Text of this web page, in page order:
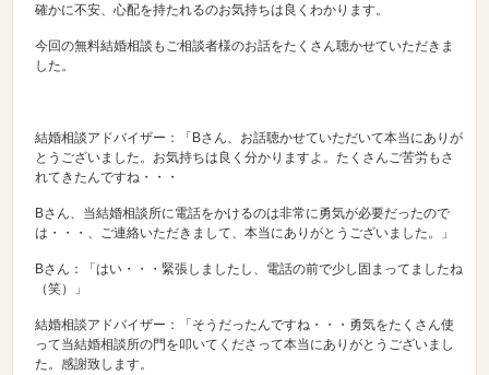
確かに不安、心配を持たれるのお気持ちは良くわかります。
今回の無料結婚相談もご相談者様のお話をたくさん聴かせていただきま
した。
結婚相談アドバイザー：「Bさん、お話聴かせていただいて本当にありが
とうございました。お気持ちは良く分かりますよ。たくさんご苦労もさ
れてきたんですね・・・
Bさん、当結婚相談所に電話をかけるのは非常に勇気が必要だったので
は・・・、ご連絡いただきまして、本当にありがとうございました。」
Bさん：「はい・・・緊張しましたし、電話の前で少し固まってましたね
（笑）」
結婚相談アドバイザー：「そうだったんですね・・・勇気をたくさん使
って当結婚相談所の門を叩いてくださって本当にありがとうございまし
た。感謝致します。